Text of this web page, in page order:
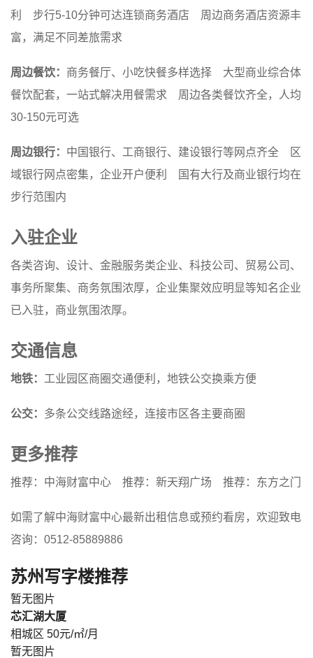
利 步行5-10分钟可达连锁商务酒店 周边商务酒店资源丰
富，满足不同差旅需求
周边餐饮： 商务餐厅、小吃快餐多样选择 大型商业综合体
餐饮配套，一站式解决用餐需求 周边各类餐饮齐全，人均
30-150元可选
周边银行： 中国银行、工商银行、建设银行等网点齐全 区
域银行网点密集，企业开户便利 国有大行及商业银行均在
步行范围内
入驻企业
各类咨询、设计、金融服务类企业、科技公司、贸易公司、
事务所聚集、商务氛围浓厚，企业集聚效应明显等知名企业
已入驻，商业氛围浓厚。
交通信息
地铁： 工业园区商圈交通便利，地铁公交换乘方便
公交： 多条公交线路途经，连接市区各主要商圈
更多推荐
推荐：中海财富中心 推荐：新天翔广场 推荐：东方之门
如需了解中海财富中心最新出租信息或预约看房，欢迎致电
咨询：0512-85889886
苏州写字楼推荐
暂无图片
芯汇湖大厦
相城区 50元/㎡/月
暂无图片